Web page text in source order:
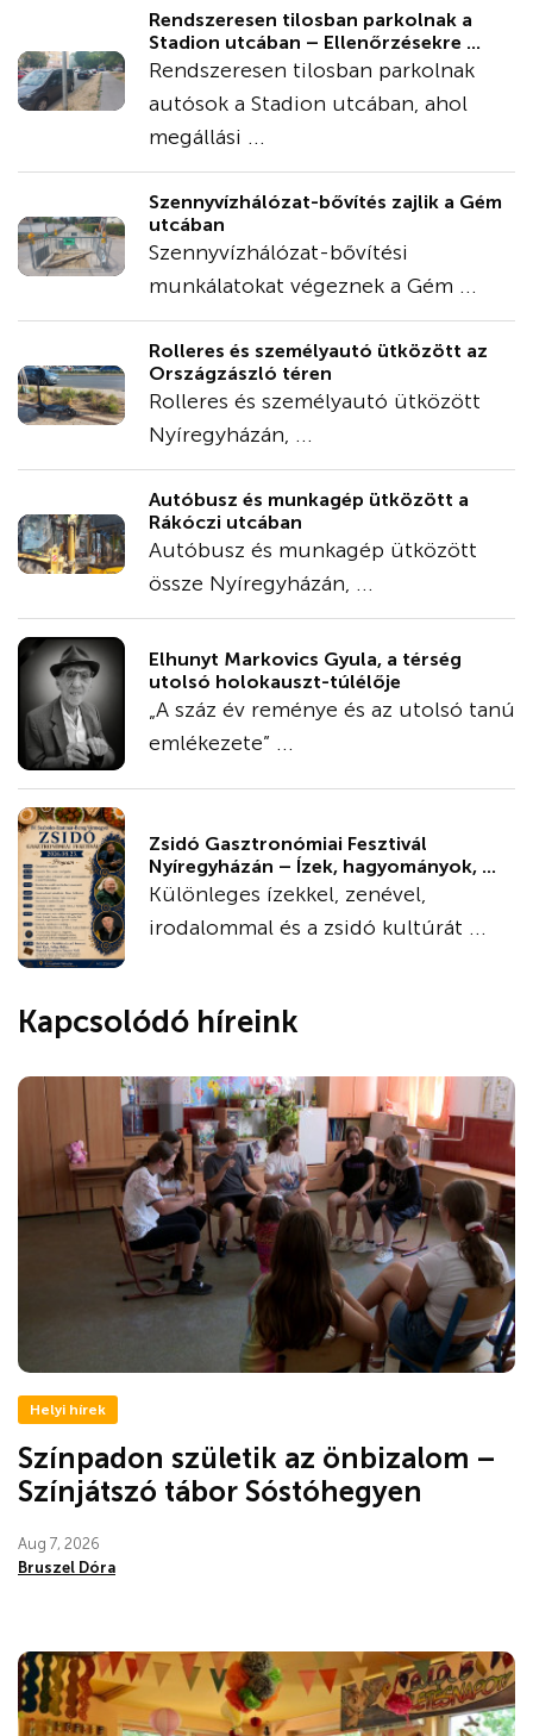
Rendszeresen tilosban parkolnak a
Stadion utcában – Ellenőrzésekre ...
Rendszeresen tilosban parkolnak
autósok a Stadion utcában, ahol
megállási ...
Szennyvízhálózat-bővítés zajlik a Gém
utcában
Szennyvízhálózat-bővítési
munkálatokat végeznek a Gém ...
Rolleres és személyautó ütközött az
Országzászló téren
Rolleres és személyautó ütközött
Nyíregyházán, ...
Autóbusz és munkagép ütközött a
Rákóczi utcában
Autóbusz és munkagép ütközött
össze Nyíregyházán, ...
Elhunyt Markovics Gyula, a térség
utolsó holokauszt-túlélője
„A száz év reménye és az utolsó tanú
emlékezete” ...
Zsidó Gasztronómiai Fesztivál
Nyíregyházán – Ízek, hagyományok, ...
Különleges ízekkel, zenével,
irodalommal és a zsidó kultúrát ...
Kapcsolódó híreink
Helyi hírek
Színpadon születik az önbizalom –
Színjátszó tábor Sóstóhegyen
Aug 7, 2026
Bruszel Dóra